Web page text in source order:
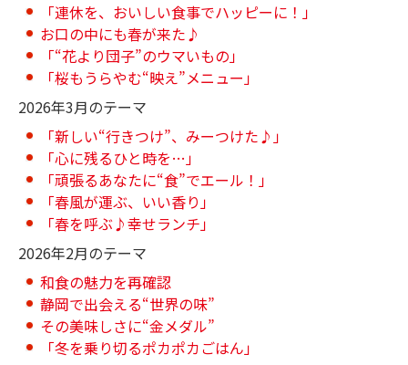
「連休を、おいしい食事でハッピーに！」
お口の中にも春が来た♪
「“花より団子”のウマいもの」
「桜もうらやむ“映え”メニュー」
2026年3月のテーマ
「新しい“行きつけ”、みーつけた♪」
「心に残るひと時を…」
「頑張るあなたに“食”でエール！」
「春風が運ぶ、いい香り」
「春を呼ぶ♪幸せランチ」
2026年2月のテーマ
和食の魅力を再確認
静岡で出会える“世界の味”
その美味しさに“金メダル”
「冬を乗り切るポカポカごはん」